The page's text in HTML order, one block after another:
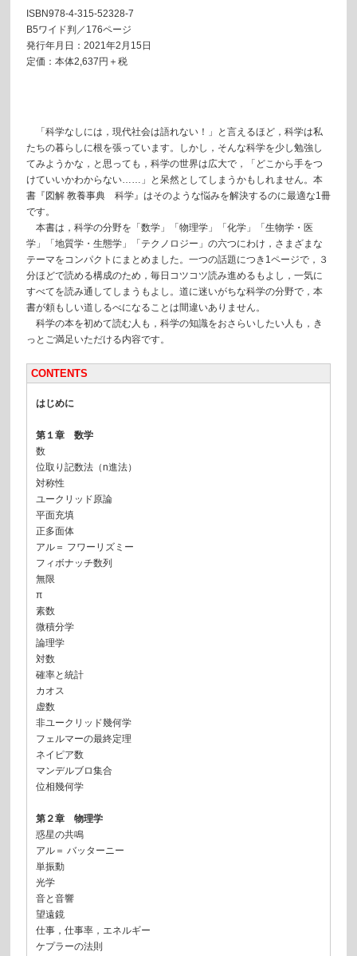
ISBN978-4-315-52328-7
B5ワイド判／176ページ
発行年月日：2021年2月15日
定価：本体2,637円＋税
「科学なしには，現代社会は語れない！」と言えるほど，科学は私
たちの暮らしに根を張っています。しかし，そんな科学を少し勉強し
てみようかな，と思っても，科学の世界は広大で，「どこから手をつ
けていいかわからない……」と呆然としてしまうかもしれません。本
書『図解 教養事典 科学』はそのような悩みを解決するのに最適な1冊
です。
本書は，科学の分野を「数学」「物理学」「化学」「生物学・医
学」「地質学・生態学」「テクノロジー」の六つにわけ，さまざまな
テーマをコンパクトにまとめました。一つの話題につき1ページで，３
分ほどで読める構成のため，毎日コツコツ読み進めるもよし，一気に
すべてを読み通してしまうもよし。道に迷いがちな科学の分野で，本
書が頼もしい道しるべになることは間違いありません。
科学の本を初めて読む人も，科学の知識をおさらいしたい人も，き
っとご満足いただける内容です。
CONTENTS
はじめに
第１章 数学
数
位取り記数法（n進法）
対称性
ユークリッド原論
平面充填
正多面体
アル＝ フワーリズミー
フィボナッチ数列
無限
π
素数
微積分学
論理学
対数
確率と統計
カオス
虚数
非ユークリッド幾何学
フェルマーの最終定理
ネイピア数
マンデルブロ集合
位相幾何学
第２章 物理学
惑星の共鳴
アル＝ バッターニー
単振動
光学
音と音響
望遠鏡
仕事，仕事率，エネルギー
ケプラーの法則